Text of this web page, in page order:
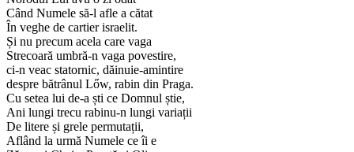
Când Numele să-l afle a cătat
În veghe de cartier israelit.
Și nu precum acela care vaga
Strecoară umbră-n vaga povestire,
ci-n veac statornic, dăinuie-amintire
despre bătrânul Lőw, rabin din Praga.
Cu setea lui de-a ști ce Domnul știe,
Ani lungi trecu rabinu-n lungi variații
De litere și grele permutații,
Aflând la urmă Numele ce îi e